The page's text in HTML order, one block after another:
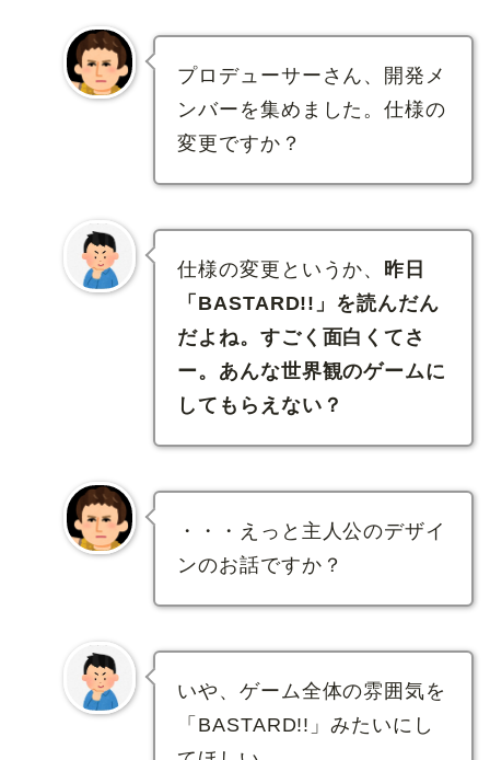
プロデューサーさん、開発メ
ンバーを集めました。仕様の
変更ですか？
仕様の変更というか、
昨日
「BASTARD!!」を読んだん
だよね。すごく面白くてさ
ー。あんな世界観のゲームに
してもらえない？
・・・えっと主人公のデザイ
ンのお話ですか？
いや、ゲーム全体の雰囲気を
「BASTARD!!」みたいにし